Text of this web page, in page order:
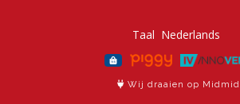
Taal
Wij draaien op Midmid